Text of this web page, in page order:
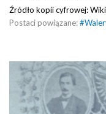
Źródło kopii cyfrowej:
Postaci powiązane:#